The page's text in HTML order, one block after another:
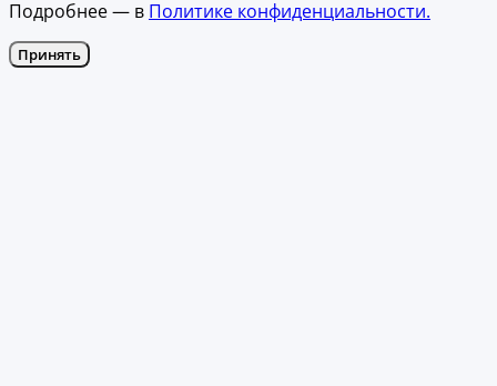
Подробнее — в Политике конфиденциальности.
Принять